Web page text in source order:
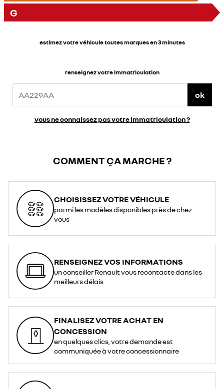
G
estimez votre véhicule toutes marques en 3 minutes
renseignez votre immatriculation
ok
vous ne connaissez pas votre immatriculation ?
COMMENT ÇA MARCHE ?
CHOISISSEZ VOTRE VÉHICULE
parmi les modèles disponibles près de chez
vous
RENSEIGNEZ VOS INFORMATIONS
un conseiller Renault vous recontacte dans les
meilleurs délais
FINALISEZ VOTRE ACHAT EN
CONCESSION
en quelques clics, votre demande est
communiquée à votre concessionnaire